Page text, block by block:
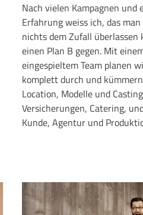
Nach vielen Kampagnen und
Erfahrung weiss ich, das
nichts dem Zufall überlassen
einen Plan B gegen. Mit
eingespieltem Team planen
komplett durch und
Location, Modelle und
Versicherungen, Catering,
Kunde, Agentur und